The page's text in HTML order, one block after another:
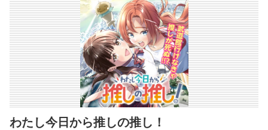
わたし今日から推しの推し！